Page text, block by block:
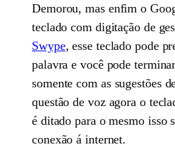
Demorou, mas enfim o
teclado com digitação de
Swype, esse teclado pode
palavra e você pode
somente com as sugestões
questão de voz agora o
é ditado para o mesmo isso
conexão á internet.